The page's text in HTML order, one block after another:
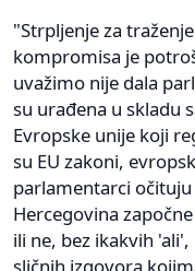
"Strpljenje za
kompromisa je
uvažimo nije dala
su urađena u skladu
Evropske unije koji
su EU zakoni,
parlamentarci očituju
Hercegovina
ili ne, bez ikakvih
sličnih izgovora